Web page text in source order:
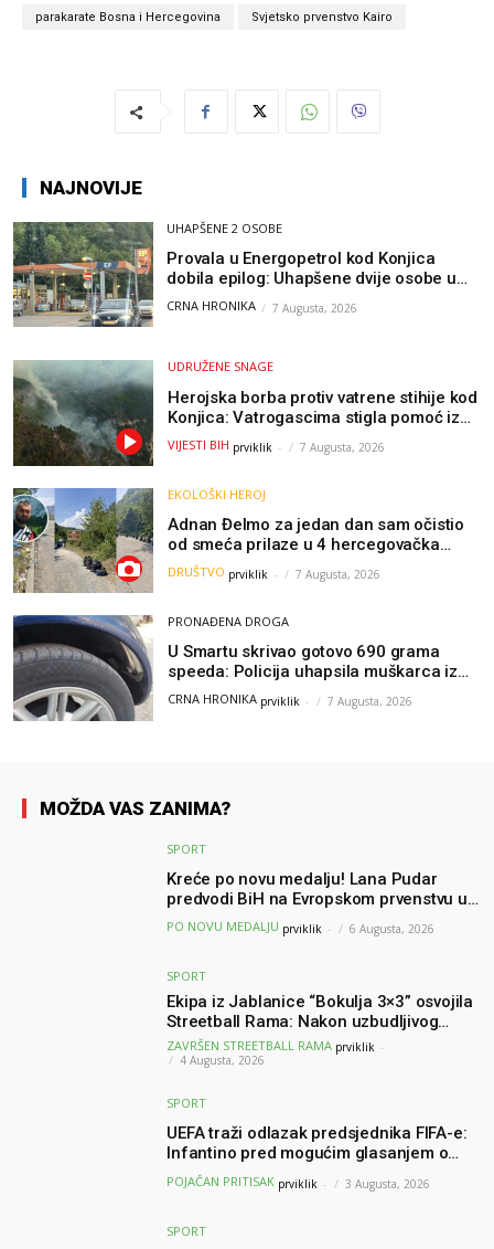
parakarate Bosna i Hercegovina Svjetsko prvenstvo Kairo
NAJNOVIJE
UHAPŠENE 2 OSOBE
Provala u Energopetrol kod Konjica
dobila epilog: Uhapšene dvije osobe u
Čapljini i Jablanici
CRNA HRONIKA 7 Augusta, 2026
UDRUŽENE SNAGE
Herojska borba protiv vatrene stihije kod
Konjica: Vatrogascima stigla pomoć iz
Sarajeva, helikopteri i Air Tractori
udružili snage
VIJESTI BIH prviklik - 7 Augusta, 2026
EKOLOŠKI HEROJ
Adnan Đelmo za jedan dan sam očistio
od smeća prilaze u 4 hercegovačka
grada: “Danas nisam čistio samo smeće,
čistio sam sliku o nama”
DRUŠTVO prviklik - 7 Augusta, 2026
PRONAĐENA DROGA
U Smartu skrivao gotovo 690 grama
speeda: Policija uhapsila muškarca iz
Hercegovine
CRNA HRONIKA prviklik - 7 Augusta, 2026
MOŽDA VAS ZANIMA?
SPORT
Kreće po novu medalju! Lana Pudar
predvodi BiH na Evropskom prvenstvu u
Parizu
PO NOVU MEDALJU prviklik - 6 Augusta, 2026
SPORT
Ekipa iz Jablanice “Bokulja 3×3” osvojila
Streetball Rama: Nakon uzbudljivog
finala poznati svi pobjednici turnira
ZAVRŠEN STREETBALL RAMA prviklik -
4 Augusta, 2026
SPORT
UEFA traži odlazak predsjednika FIFA-e:
Infantino pred mogućim glasanjem o
nepovjerenju
POJAČAN PRITISAK prviklik - 3 Augusta, 2026
SPORT